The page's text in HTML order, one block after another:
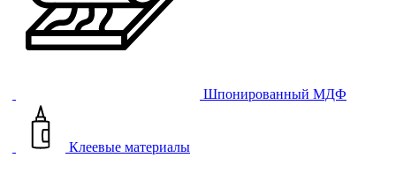
Шпонированный МДФ
Клеевые материалы